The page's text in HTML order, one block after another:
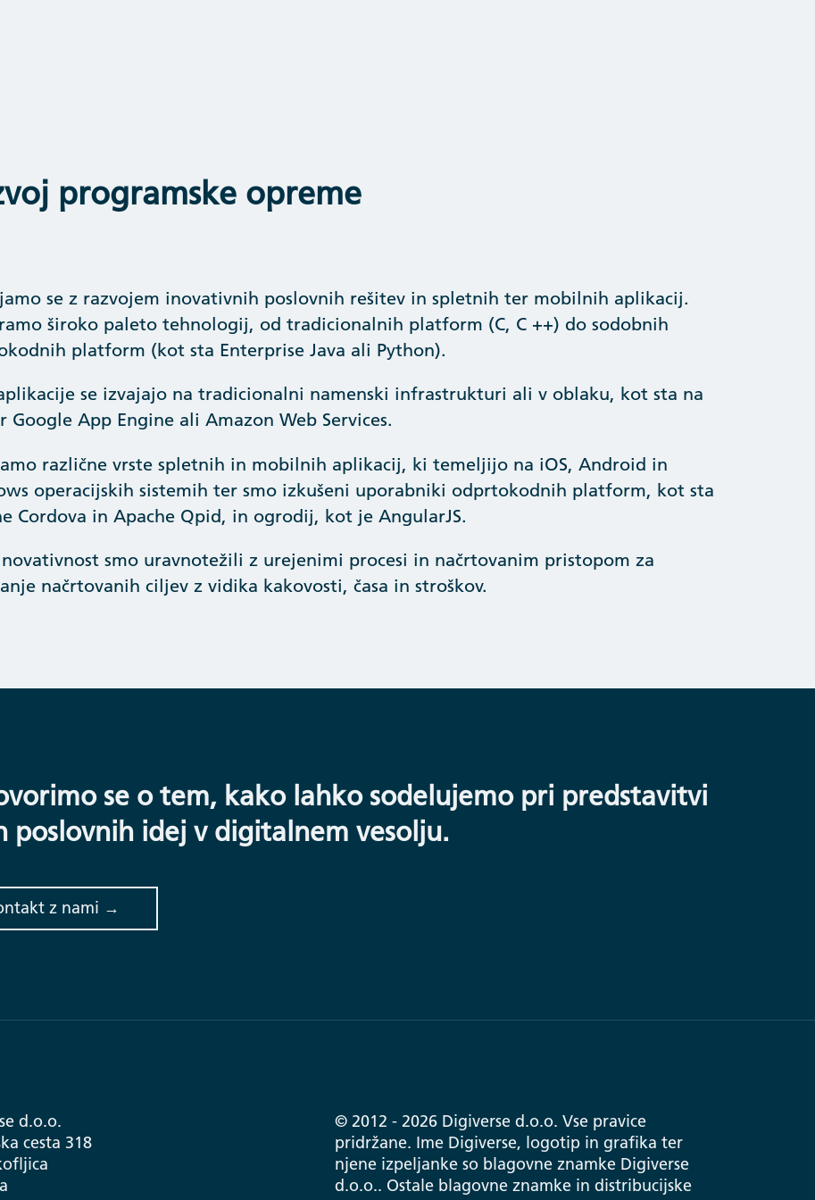
programske opreme
se z razvojem inovativnih poslovnih rešitev in spletnih ter mobilnih aplikacij.
široko paleto tehnologij, od tradicionalnih platform (C, C ++) do sodobnih
platform (kot sta Enterprise Java ali Python).
se izvajajo na tradicionalni namenski infrastrukturi ali v oblaku, kot sta na
Google App Engine ali Amazon Web Services.
različne vrste spletnih in mobilnih aplikacij, ki temeljijo na iOS, Android in
operacijskih sistemih ter smo izkušeni uporabniki odprtokodnih platform, kot sta
Cordova in Apache Qpid, in ogrodij, kot je AngularJS.
smo uravnotežili z urejenimi procesi in načrtovanim pristopom za
načrtovanih ciljev z vidika kakovosti, časa in stroškov.
se o tem, kako lahko sodelujemo pri predstavitvi
poslovnih idej v digitalnem vesolju.
z nami →
d.o.o.
cesta 318
© 2012 - 2026 Digiverse d.o.o. Vse pravice
pridržane. Ime Digiverse, logotip in grafika ter
njene izpeljanke so blagovne znamke Digiverse
d.o.o.. Ostale blagovne znamke in distribucijske